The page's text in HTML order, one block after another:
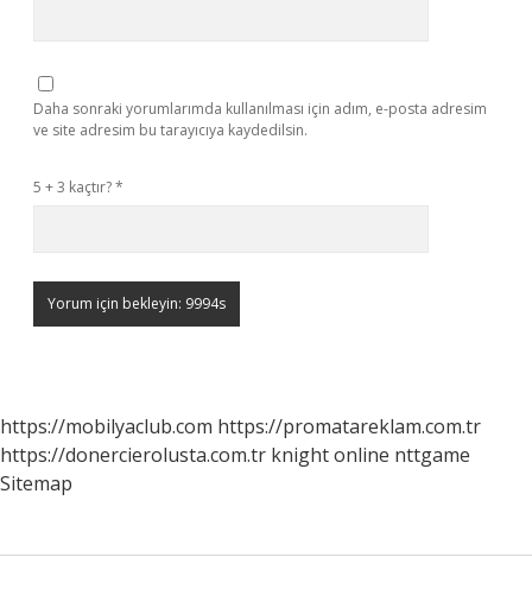
Daha sonraki yorumlarımda kullanılması için adım, e-posta adresim
ve site adresim bu tarayıcıya kaydedilsin.
5 + 3 kaçtır?*
https://mobilyaclub.com https://promatareklam.com.tr
https://donercierolusta.com.tr knight online nttgame
Sitemap